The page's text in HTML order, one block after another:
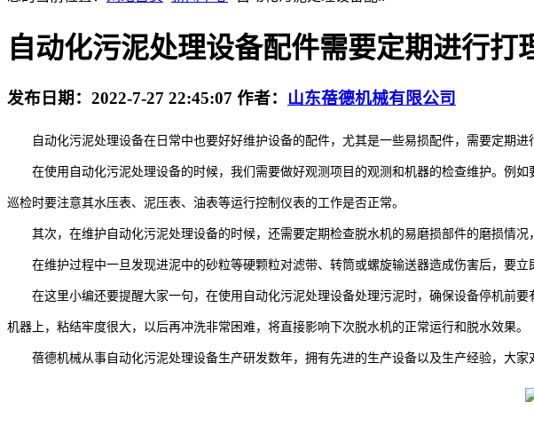
自动化污泥处理设备配件需要定期进行打
发布日期： 2022-7-27 22:45:07 作者： 山东蓓德机械有限公司
自动化污泥处理设备在日常中也要好好维护设备的配件，尤其是一些易损配件，需要定期进
在使用自动化污泥处理设备的时候，我们需要做好观测项目的观测和机器的检查维护。例如
巡检时要注意其水压表、泥压表、油表等运行控制仪表的工作是否正常。
其次，在维护自动化污泥处理设备的时候，还需要定期检查脱水机的易磨损部件的磨损情况
在维护过程中一旦发现进泥中的砂粒等硬颗粒对滤带、转筒或螺旋输送器造成伤害后，要立
在这里小编还要提醒大家一句，在使用自动化污泥处理设备处理污泥时，确保设备停机前要
机器上，粘结牢度很大，以后再冲洗非常困难，将直接影响下次脱水机的正常运行和脱水效果。
蓓德机械从事自动化污泥处理设备生产研发数年，拥有先进的生产设备以及生产经验，大家